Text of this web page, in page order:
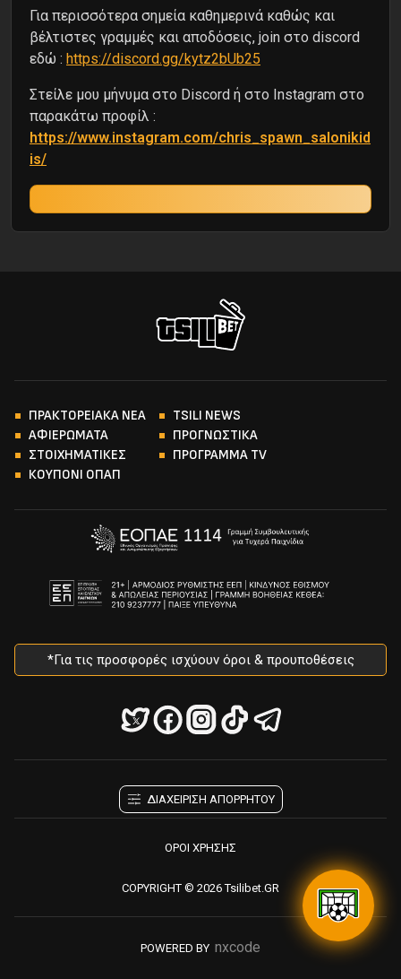
Για περισσότερα σημεία καθημερινά καθώς και
βέλτιστες γραμμές και αποδόσεις, join στο discord
εδώ : https://discord.gg/kytz2bUb25
Στείλε μου μήνυμα στο Discord ή στο Instagram στο
παρακάτω προφίλ :
https://www.instagram.com/chris_spawn_salonikid
is/
ΠΡΑΚΤΟΡΕΙΑΚΑ ΝΕΑ
TSILI NEWS
ΑΦΙΕΡΩΜΑΤΑ
ΠΡΟΓΝΩΣΤΙΚΑ
ΣΤΟΙΧΗΜΑΤΙΚΕΣ
ΠΡΟΓΡΑΜΜΑ TV
ΚΟΥΠΟΝΙ ΟΠΑΠ
*Για τις προσφορές ισχύουν όροι & προυποθέσεις
ΔΙΑΧΕΙΡΙΣΗ ΑΠΟΡΡΗΤΟΥ
ΟΡΟΙ ΧΡΗΣΗΣ
POWERED BY nxcode
COPYRIGHT © 2026 Tsilibet.GR